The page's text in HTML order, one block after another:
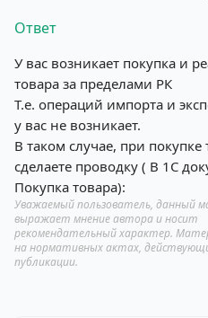
Ответ
У вас возникает покупка и
товара за пределами РК
Т.е. операций импорта и
у вас не возникает.
В таком случае, при покупке
сделаете проводку ( В 1С
Покупка товара):
Уважаемый пользователь, данный
выражает мнение автора и носит
рекомендательный характер.
на нормативных актах,
публикации.